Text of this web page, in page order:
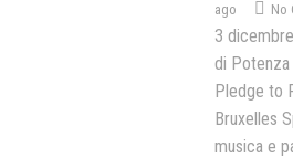
ago
No
3
di
Pledge to
Bruxelles
musica e